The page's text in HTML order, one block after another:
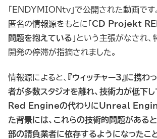
「ENDYMIONtv」で公開された動画です
匿名の情報源をもとに「 CD Projekt
問題を抱えている 」という主張がなされ
開発の停滞が指摘されました。
情報源によると、 『ウィッチャー3』に携わ
者が多数スタジオを離れ、技術力が低下し
Red Engineの代わりにUnreal
た背景には、これらの技術的問題がある
部の請負業者に依存するようになったこ